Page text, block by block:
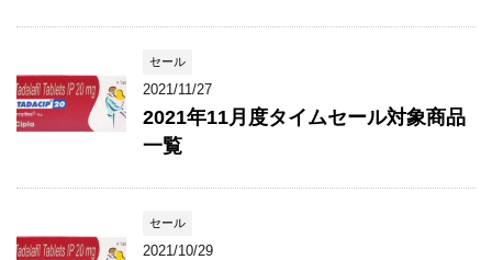
セール
2021/11/27
2021年11月度タイムセール対象商品
一覧
セール
2021/10/29